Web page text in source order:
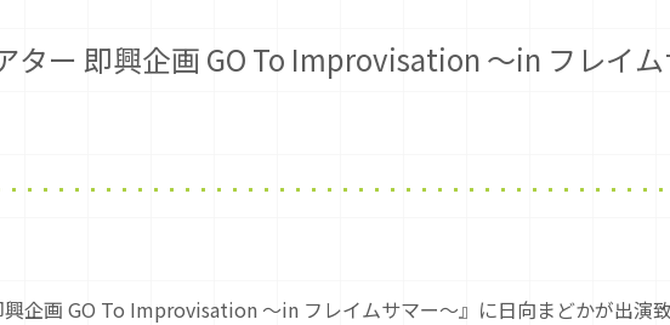
ター 即興企画 GO To Improvisation ～in フレイ
興企画 GO To Improvisation ～in フレイムサマー～』に日向まどかが出演